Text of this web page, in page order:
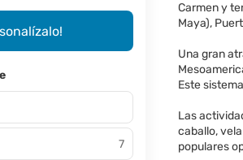
Carmen y
Maya),
Una gran
Este
Las
caballo,
populares
7